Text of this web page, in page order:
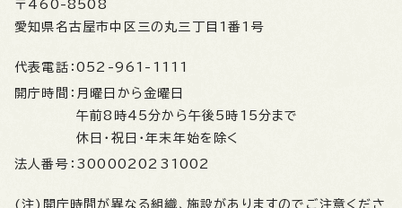
〒460-8508
愛知県名古屋市中区三の丸三丁目1番1号
代表電話： 052-961-1111
開庁時間： 月曜日から金曜日
午前8時45分から午後5時15分まで
休日・祝日・年末年始を除く
法人番号： 3000020231002
(注)開庁時間が異なる組織、施設がありますのでご注意くださ